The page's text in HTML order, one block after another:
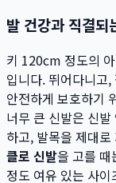
발 건강과 직결
키 120cm 정도의
입니다. 뛰어다니고
안전하게 보호하기
너무 큰 신발은 신
하고, 발목을 제대
클로 신발을 고를
정도 여유 있는 사